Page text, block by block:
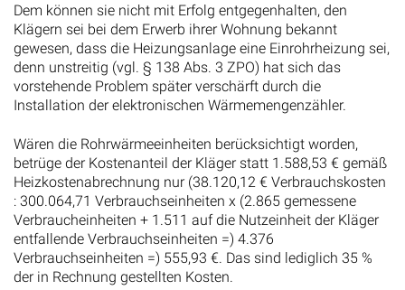
Dem können sie nicht mit Erfolg entgegenhalten, den
Klägern sei bei dem Erwerb ihrer Wohnung bekannt
gewesen, dass die Heizungsanlage eine Einrohrheizung sei,
denn unstreitig (vgl. § 138 Abs. 3 ZPO) hat sich das
vorstehende Problem später verschärft durch die
Installation der elektronischen Wärmemengenzähler.
Wären die Rohrwärmeeinheiten berücksichtigt worden,
betrüge der Kostenanteil der Kläger statt 1.588,53 € gemäß
Heizkostenabrechnung nur (38.120,12 € Verbrauchskosten
: 300.064,71 Verbrauchseinheiten x (2.865 gemessene
Verbraucheinheiten + 1.511 auf die Nutzeinheit der Kläger
entfallende Verbrauchseinheiten =) 4.376
Verbrauchseinheiten =) 555,93 €. Das sind lediglich 35 %
der in Rechnung gestellten Kosten.